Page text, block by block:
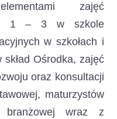
zajęć
1 – 3 w szkole
w szkołach i
Ośrodka, zajęć
oraz konsultacji
maturzystów
branżowej wraz z